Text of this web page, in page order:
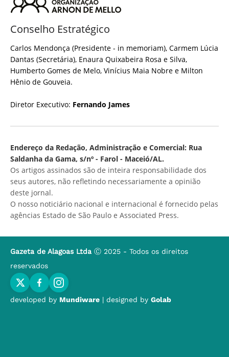
Conselho Estratégico
Carlos Mendonça (Presidente - in memoriam), Carmem Lúcia
Dantas (Secretária), Enaura Quixabeira Rosa e Silva,
Humberto Gomes de Melo, Vinícius Maia Nobre e Milton
Hênio de Gouveia.
Diretor Executivo: Fernando James
Endereço da Redação, Administração e Comercial: Rua
Saldanha da Gama, s/nº - Farol - Maceió/AL.
Os artigos assinados são de inteira responsabilidade dos
seus autores, não refletindo necessariamente a opinião
deste jornal.
O nosso noticiário nacional e internacional é fornecido pelas
agências Estado de São Paulo e Associated Press.
Gazeta de Alagoas Ltda Ⓒ 2025 - Todos os direitos
reservados
developed by Mundiware | designed by Golab